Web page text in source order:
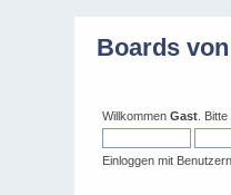
Boards
WillkommenGast . Bitte
Einloggen mit